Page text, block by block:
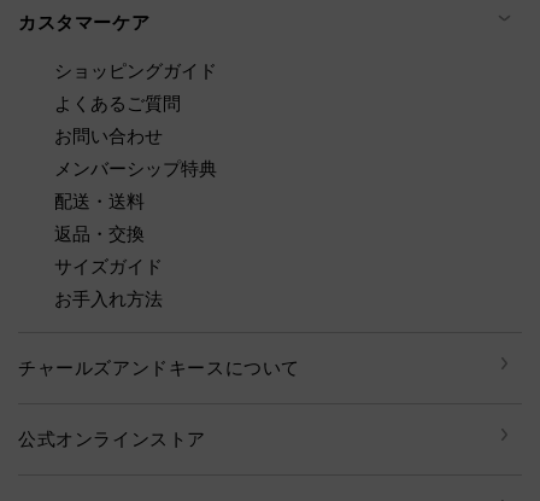
カスタマーケア
ショッピングガイド
よくあるご質問
お問い合わせ
メンバーシップ特典
配送・送料
返品・交換
サイズガイド
お手入れ方法
チャールズアンドキースについて
公式オンラインストア